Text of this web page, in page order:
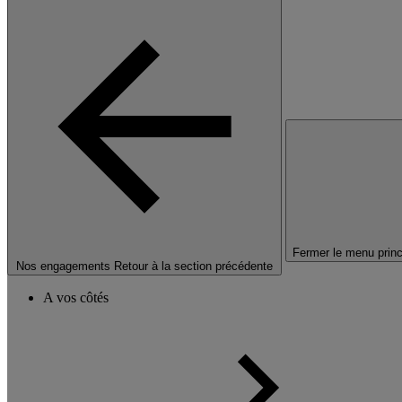
Nos engagements Retour à la section précédente
Fermer le menu
A vos côtés